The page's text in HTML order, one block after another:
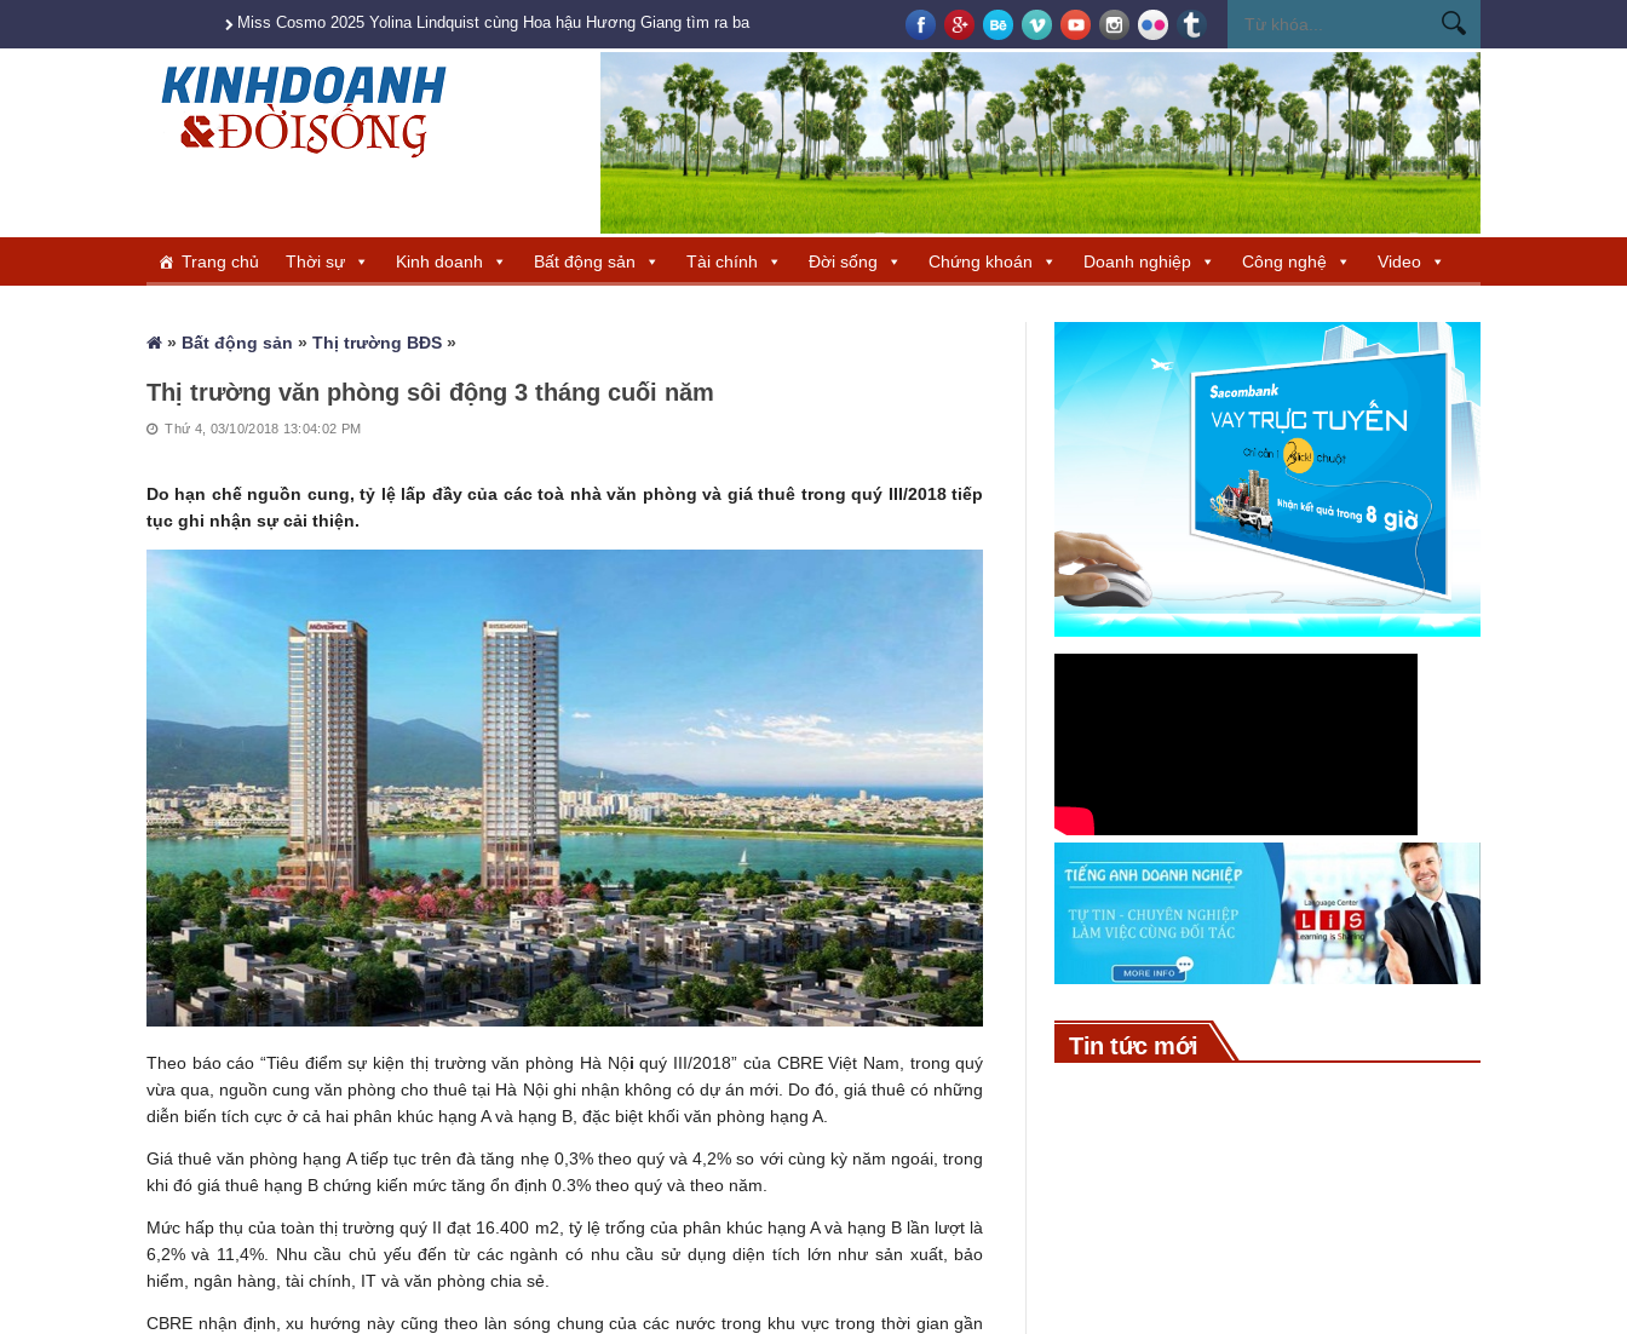
Miss Cosmo 2025 Yolina Lindquist cùng Hoa hậu Hương Giang tìm ra ba đại diện Trung Quốc – Hong Kong – Macau đến Miss Cosmo 2026 Miss Cosmo mở rộng kết nối văn hóa tại Nepal, tìm
Trang chủ Thời sự Kinh doanh Bất động sản Tài chính Đời sống Chứng khoán Doanh nghiệp Công nghệ Video
» Bất động sản » Thị trường BĐS»
Thị trường văn phòng sôi động 3 tháng cuối năm
Thứ 4, 03/10/2018 13:04:02 PM
Do hạn chế nguồn cung, tỷ lệ lấp đầy của các toà nhà văn phòng và giá thuê trong quý III/2018 tiếp
tục ghi nhận sự cải thiện.
Theo báo cáo “Tiêu điểm sự kiện thị trường văn phòng Hà Nội quý III/2018” của CBRE Việt Nam, trong quý
vừa qua, nguồn cung văn phòng cho thuê tại Hà Nội ghi nhận không có dự án mới. Do đó, giá thuê có những
diễn biến tích cực ở cả hai phân khúc hạng A và hạng B, đặc biệt khối văn phòng hạng A.
Giá thuê văn phòng hạng A tiếp tục trên đà tăng nhẹ 0,3% theo quý và 4,2% so với cùng kỳ năm ngoái, trong
khi đó giá thuê hạng B chứng kiến mức tăng ổn định 0.3% theo quý và theo năm.
Mức hấp thụ của toàn thị trường quý II đạt 16.400 m2, tỷ lệ trống của phân khúc hạng A và hạng B lần lượt là
6,2% và 11,4%. Nhu cầu chủ yếu đến từ các ngành có nhu cầu sử dụng diện tích lớn như sản xuất, bảo
hiểm, ngân hàng, tài chính, IT và văn phòng chia sẻ.
CBRE nhận định, xu hướng này cũng theo làn sóng chung của các nước trong khu vực trong thời gian gần
Tin tức mới